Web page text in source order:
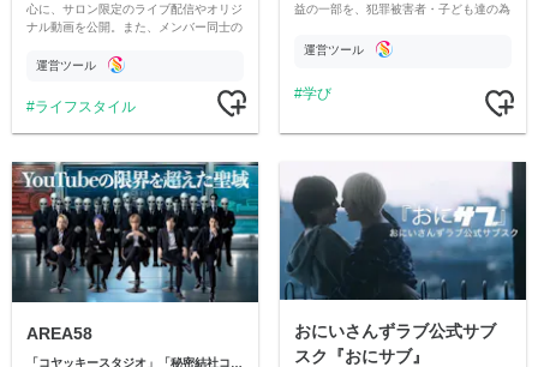
心に、サロン限定のライブ配信やオリジ
ナル動画を公開。また、メンバー同士の
ただいています。
運営ツール
ライフスタイル
益の一部を、犯罪被害者・子ども達の為
す運営ツール
学び
AREA58
おにいさんずラブ公式サブ
スク『おにサブ』